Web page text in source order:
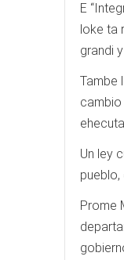
E
loke ta
grandi
Tambe
cambio
Un ley
pueblo,
Prome